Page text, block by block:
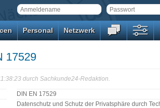
Personal Netzwerk
17529
durch Sachkunde24-Redaktion.
DIN EN 17529
Datenschutz und Schutz der Privatsphäre durch